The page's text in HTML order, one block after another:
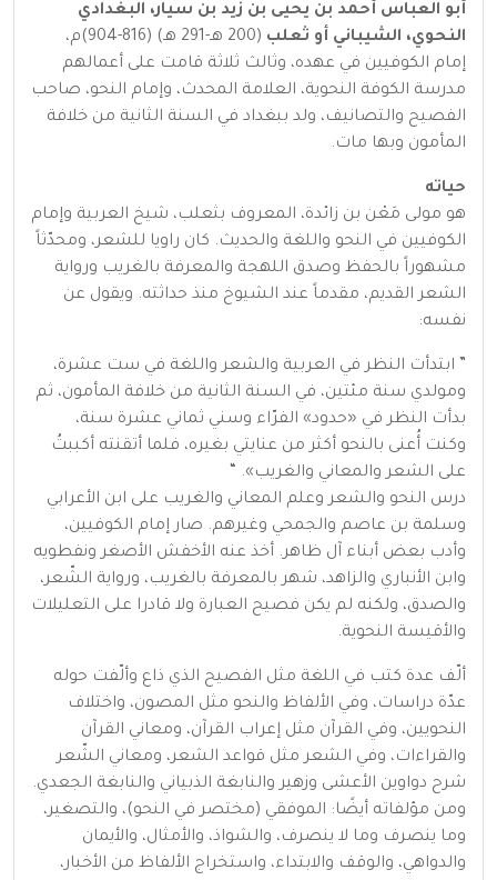
أبو العباس أحمد بن يحيى بن زيد بن سيار، البغدادي
النحوي، الشيباني أو ثعلب
(200 هـ-291 هـ) (816-904)م،
إمام الكوفيين في عهده، وثالث ثلاثة قامت على أعمالهم
مدرسة الكوفة النحوية، العلامة المحدث، وإمام النحو، صاحب
الفصيح والتصانيف، ولد ببغداد في السنة الثانية من خلافة
المأمون وبها مات.
حياته
هو مولى مَعْن بن زائدة، المعروف بثعلب، شيخ العربية وإمام
الكوفيين في النحو واللغة والحديث. كان راويا للشعر، ومحدّثاً
مشهوراً بالحفظ وصدق اللهجة والمعرفة بالغريب ورواية
الشعر القديم، مقدماً عند الشيوخ منذ حداثته. ويقول عن
نفسه:
” ابتدأت النظر في العربية والشعر واللغة في ست عشرة،
ومولدي سنة مئتين، في السنة الثانية من خلافة المأمون، ثم
بدأت النظر في «حدود» الفرّاء وسني ثماني عشرة سنة،
وكنت أُعنى بالنحو أكثر من عنايتي بغيره، فلما أتقنته أكببتُ
على الشعر والمعاني والغريب». “
درس النحو والشعر وعلم المعاني والغريب على ابن الأعرابي
وسلمة بن عاصم والجمحي وغيرهم. صار إمام الكوفيين،
وأدب بعض أبناء آل ظاهر. أخذ عنه الأخفش الأصغر ونفطويه
وابن الأنباري والزاهد، شهر بالمعرفة بالغريب، ورواية الشّعر،
والصدق، ولكنه لم يكن فصيح العبارة ولا قادرا على التعليلات
والأقيسة النحوية.
ألّف عدة كتب في اللغة مثل الفصيح الذي ذاع وألّفت حوله
عدّة دراسات، وفي الألفاظ والنحو مثل المصون، واختلاف
النحويين، وفي القرآن مثل إعراب القرآن، ومعاني القرآن
والقراءات، وفي الشعر مثل قواعد الشعر، ومعاني الشّعر
شرح دواوين الأعشى وزهير والنابغة الذبياني والنابغة الجعدي.
ومن مؤلفاته أيضًا: الموفقي (مختصر في النحو)، والتصغير،
وما ينصرف وما لا ينصرف، والشواذ، والأمثال، والأيمان
والدواهي، والوقف والابتداء، واستخراج الألفاظ من الأخبار،